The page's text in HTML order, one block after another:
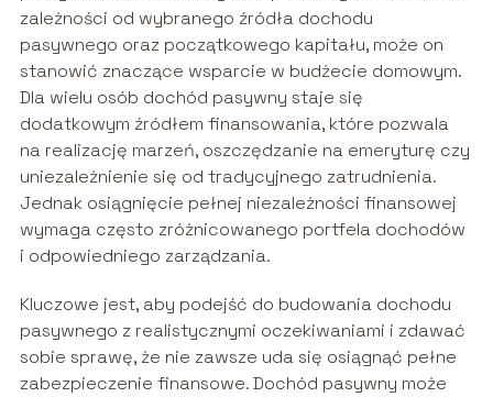
zależności od wybranego źródła dochodu
pasywnego oraz początkowego kapitału, może on
stanowić znaczące wsparcie w budżecie domowym.
Dla wielu osób dochód pasywny staje się
dodatkowym źródłem finansowania, które pozwala
na realizację marzeń, oszczędzanie na emeryturę czy
uniezależnienie się od tradycyjnego zatrudnienia.
Jednak osiągnięcie pełnej niezależności finansowej
wymaga często zróżnicowanego portfela dochodów
i odpowiedniego zarządzania.
Kluczowe jest, aby podejść do budowania dochodu
pasywnego z realistycznymi oczekiwaniami i zdawać
sobie sprawę, że nie zawsze uda się osiągnąć pełne
zabezpieczenie finansowe. Dochód pasywny może